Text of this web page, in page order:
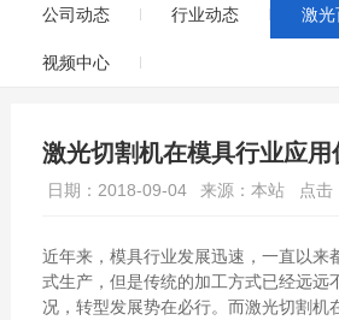
公司动态 行业动态 激光
视频中心
激光切割机在模具行业应用
日期：2018-09-04 来源：本站 点击
近年来，模具行业发展迅速，一直以来
式生产，但是传统的加工方式已经远远
况，转型发展势在必行。而激光切割机